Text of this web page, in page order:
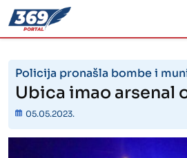
Policija pronašla bombe i
Ubica imao arsenal
05.05.2023.